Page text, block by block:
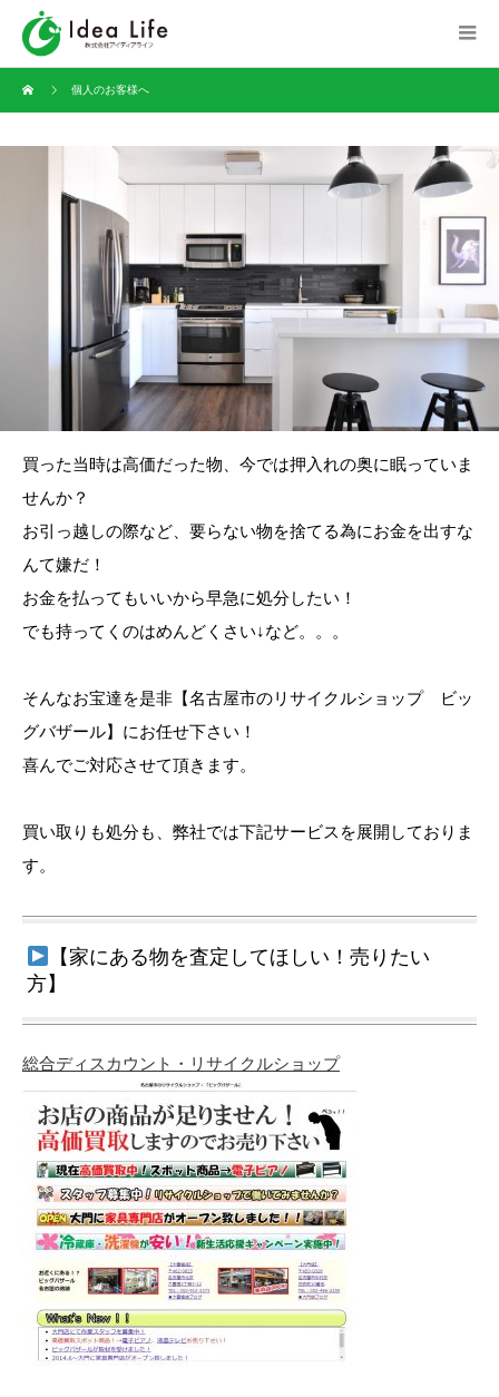
個人のお客様へ
買った当時は高価だった物、今では押入れの奥に眠っていま
せんか？
お引っ越しの際など、要らない物を捨てる為にお金を出すな
んて嫌だ！
お金を払ってもいいから早急に処分したい！
でも持ってくのはめんどくさい↓など。。。
そんなお宝達を是非【名古屋市のリサイクルショップ ビッ
グバザール】にお任せ下さい！
喜んでご対応させて頂きます。
買い取りも処分も、弊社では下記サービスを展開しておりま
す。
【家にある物を査定してほしい！売りたい
方】
総合ディスカウント・リサイクルショップ